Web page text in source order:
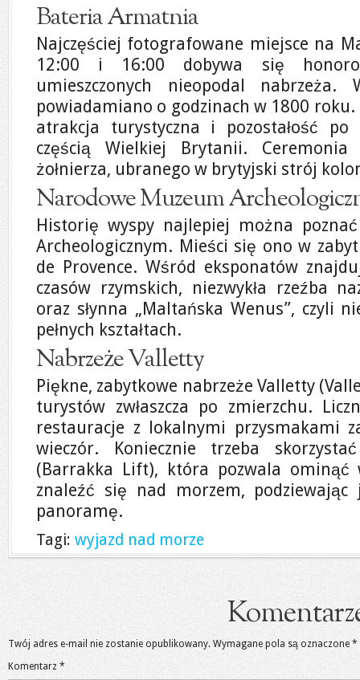
Bateria Armatnia
Najczęściej fotografowane miejsce na
12:00 i 16:00 dobywa się
umieszczonych nieopodal
powiadamiano o godzinach w 1800
atrakcja turystyczna i pozostałość po
częścią Wielkiej Brytanii.
żołnierza, ubranego w brytyjski strój
Narodowe Muzeum
Historię wyspy najlepiej można
Archeologicznym. Mieści się ono w
de Provence. Wśród eksponatów
czasów rzymskich, niezwykła rzeźba
oraz słynna „Maltańska Wenus”, czyli
pełnych kształtach.
Nabrzeże Valletty
Piękne, zabytkowe nabrzeże Valletty
turystów zwłaszcza po zmierzchu.
restauracje z lokalnymi przysmakami
wieczór. Koniecznie trzeba
(Barrakka Lift), która pozwala
znaleźć się nad morzem, podziewając
panoramę.
Tagi: wyjazd nad morze
Twój adres e-mail nie zostanie opublikowany. Wymagane pola są oznaczone *
Komentarz *